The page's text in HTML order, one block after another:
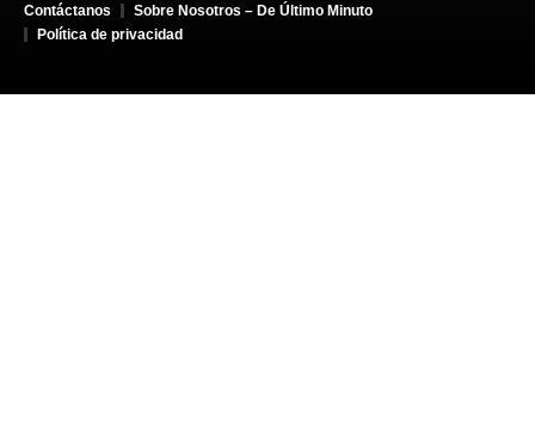
Contáctanos
Sobre Nosotros – De Último Minuto
Política de privacidad